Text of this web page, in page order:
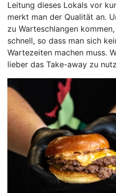
Leitung dieses Lokals vor
merkt man der Qualität an.
zu Warteschlangen
schnell, so dass man sich
Wartezeiten machen muss.
lieber das Take-away zu